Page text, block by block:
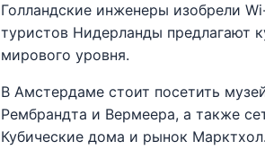
Голландские инженеры изобрели
туристов Нидерланды предлагают
мирового уровня.
В Амстердаме стоит посетить
Рембрандта и Вермеера, а также
Кубические дома и рынок